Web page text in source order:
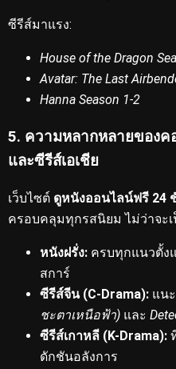
ซีรีส์มาแรง:
House of the Dragon
Avatar: The Last
Hanna Season 1-2
5. ความหลากหลายของค
และซีรีส์เอเชีย
เว็บไซต์ ดูหนังออนไลน์ฟรี 24
ครอบคลุมทุกรสนิยม ไม่ว่าจะ
หนังฝรั่ง: ครบทุกแนวตั้ง
สการ์
ซีรีส์จีน (C-Drama): แน
ชะตาเหนือฟ้า) และ
ซีรีส์เกาหลี (K-Drama):
ดักชันอลังการ